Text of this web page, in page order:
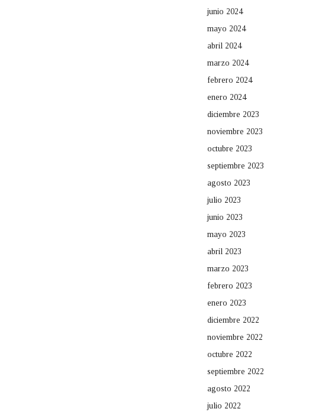
junio 2024
mayo 2024
abril 2024
marzo 2024
febrero 2024
enero 2024
diciembre 2023
noviembre 2023
octubre 2023
septiembre 2023
agosto 2023
julio 2023
junio 2023
mayo 2023
abril 2023
marzo 2023
febrero 2023
enero 2023
diciembre 2022
noviembre 2022
octubre 2022
septiembre 2022
agosto 2022
julio 2022